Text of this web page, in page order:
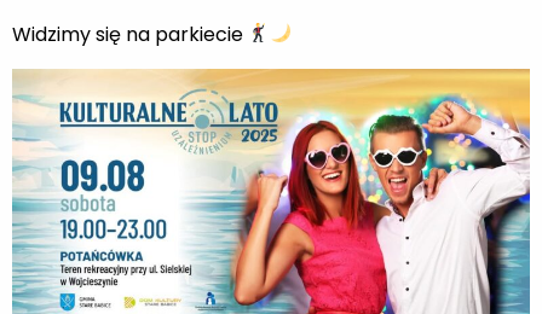
Widzimy się na parkiecie